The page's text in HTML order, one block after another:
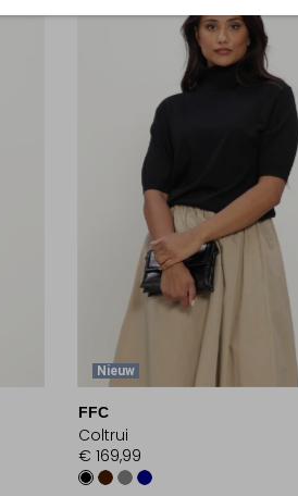
Nieuw
FFC
Coltrui
€ 169,99